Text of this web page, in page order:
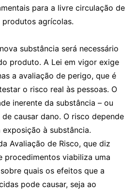
para a livre circulação de
agrícolas.
substância será necessário
produto. A Lei em vigor exige
a avaliação de perigo, que é
o risco real às pessoas. O
inerente da substância – ou
causar dano. O risco depende
à substância.
Avaliação de Risco, que diz
procedimentos viabiliza uma
quais os efeitos que a
pode causar, seja ao